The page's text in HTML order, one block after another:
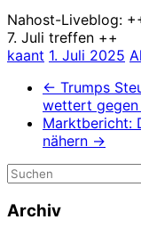
Nahost-Liveblog:
7. Juli treffen ++
kaant 1. Juli 2025
← Trumps
wettert gegen
Marktbericht:
nähern →
Archiv